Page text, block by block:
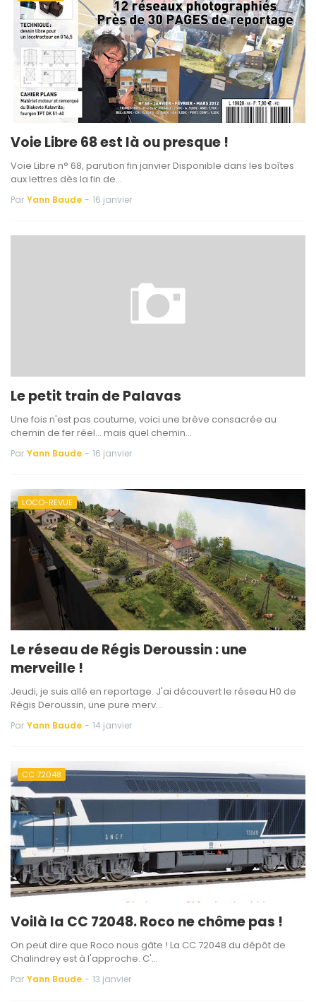
Voie Libre 68 est là ou presque !
Voie Libre n° 68, parution fin janvier Disponible dans les boîtes
aux lettres dès la fin de…
Par Yann Baude - 16 janvier
Le petit train de Palavas
Une fois n'est pas coutume, voici une brève consacrée au
chemin de fer réel... mais quel chemin…
Par Yann Baude - 16 janvier
LOCO-REVUE
Le réseau de Régis Deroussin : une
merveille !
Jeudi, je suis allé en reportage. J'ai découvert le réseau H0 de
Régis Deroussin, une pure merv…
Par Yann Baude - 14 janvier
CC 72048
Voilà la CC 72048. Roco ne chôme pas !
On peut dire que Roco nous gâte ! La CC 72048 du dépôt de
Chalindrey est à l'approche. C'…
Par Yann Baude - 13 janvier